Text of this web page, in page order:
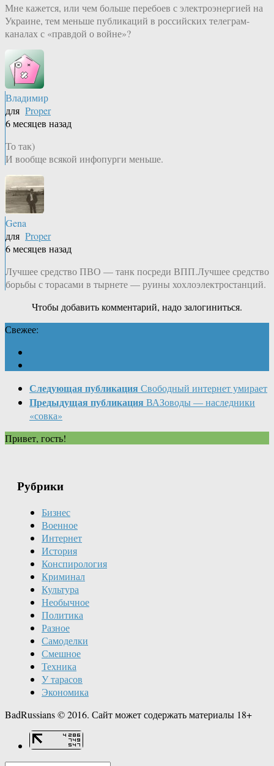
Мне кажется, или чем больше перебоев с электроэнергией на
Украине, тем меньше публикаций в российских телеграм-
каналах с «правдой о войне»?
Владимир
для Proper
6 месяцев назад
То так)
И вообще всякой инфопурги меньше.
Gena
для Proper
6 месяцев назад
Лучшее средство ПВО — танк посреди ВПП.Лучшее средство
борьбы с торасами в тырнете — руины хохлоэлектростанций.
Чтобы добавить комментарий, надо залогиниться.
Свежее:
Следующая публикация Свободный интернет умирает
Предыдущая публикация ВАЗоводы — наследники
«совка»
Привет, гость!
Рубрики
Бизнес
Военное
Интернет
История
Конспирология
Криминал
Культура
Необычное
Политика
Разное
Самоделки
Смешное
Техника
У тарасов
Экономика
BadRussians © 2016. Сайт может содержать материалы 18+